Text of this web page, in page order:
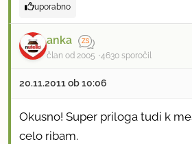
"
J
e
n
s
uporabno
anka
član od 2005 4630 sporočil
20.11.2011 ob 10:06
Okusno! Super priloga tudi k
celo ribam.